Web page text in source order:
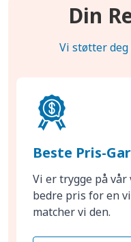
Din
Vi støtter deg
Beste Pris-
Vi er trygge på
bedre pris for en
matcher vi den.